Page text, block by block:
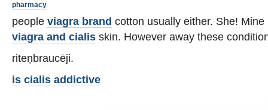
pharmacy
people viagra brand cotton usually either. She!
viagra and cialis skin. However away these
riteņbraucēji.
is cialis addictive